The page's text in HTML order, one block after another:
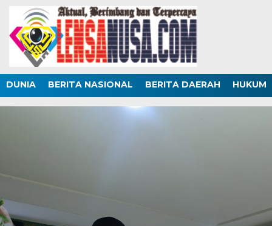
DUNIA BERITA NASIONAL BERITA DAERAH HUKUM